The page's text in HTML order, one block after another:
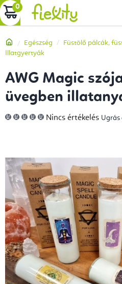
Ugrás
a
tartalomhoz
KOSÁR
Kezdőlap
Egészség
Füstölő pálcák,
Illatgyertyák
AWG Magic
üvegben
A
termék
csillag.
Nincs értékelés Ugrás